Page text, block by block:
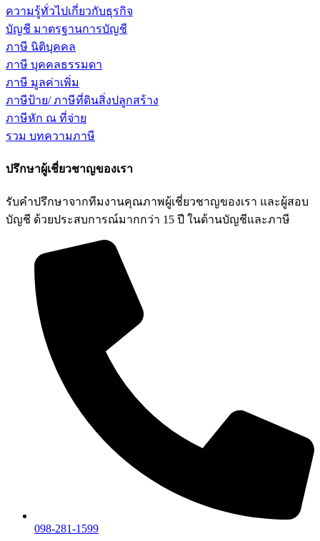
ความรู้ทั่วไปเกี่ยวกับธุรกิจ
บัญชี มาตรฐานการบัญชี
ภาษี นิติบุคคล
ภาษี บุคคลธรรมดา
ภาษี มูลค่าเพิ่ม
ภาษีป้าย/ ภาษีที่ดินสิ่งปลูกสร้าง
ภาษีหัก ณ ที่จ่าย
รวม บทความภาษี
ปรึกษาผู้เชี่ยวชาญของเรา
รับคำปรึกษาจากทีมงานคุณภาพผู้เชี่ยวชาญของเรา และผู้สอบ
บัญชี ด้วยประสบการณ์มากกว่า 15 ปี ในด้านบัญชีและภาษี
098-281-1599